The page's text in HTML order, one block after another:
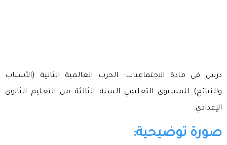
درس في مادة الاجتماعيات: الحرب العالمية الثانية (الأسباب
والنتائج) للمستوى التعليمي السنة الثالثة من التعليم الثانوي
الإعدادي.
صورة توضيحية: